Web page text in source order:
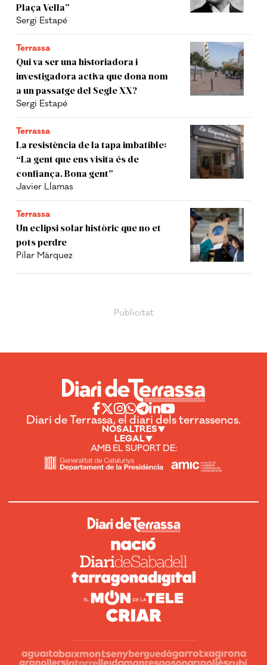
Plaça Vella”
Sergi Estapé
Terrassa
Qui va ser una historiadora i
investigadora activa que dona nom
a un passatge del Segle XX?
Sergi Estapé
Terrassa
La resistència de la tapa imbatible:
“La gent que ens visita és de
confiança. Bona gent”
Javier Llamas
Terrassa
Un eclipsi solar històric que no et
pots perdre
Pilar Màrquez
Diari de Terrassa, el diari dels terrassencs.
NOSALTRES
LEGAL
AMB EL SUPORT DE: